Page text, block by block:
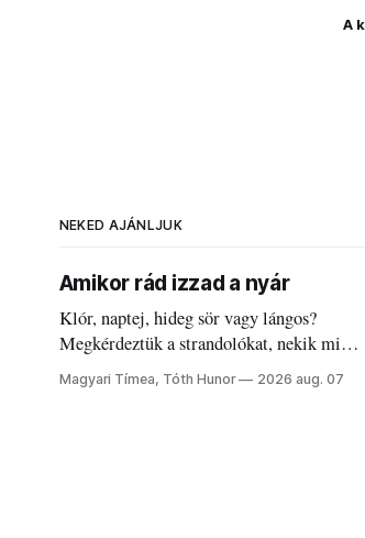
A
NEKED AJÁNLJUK
Amikor rád izzad a nyár
Klór, naptej, hideg sör vagy lángos?
Megkérdeztük a strandolókat, nekik mi
jelenti a nyarat, és hogyan bírják a
kánikulát.
Magyari Tímea, Tóth Hunor 2026 aug. 07